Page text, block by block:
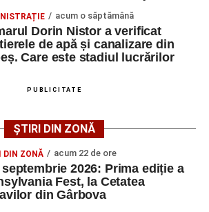
ne pe Google News
ce a fost lovită de o motocicletă pe
din Sebeș
strada Dorobanți din Sebeș: fermeie
rănită grav, după ce a fost lovită de o
acum o săptămână
Dorin Nistor a verificat
de apă și canalizare din
Care este stadiul lucrărilor
PUBLICITATE
ȘTIRI DIN ZONĂ
DIN ZONĂ acum 22 de ore
septembrie 2026: Prima ediție a
Fest, la Cetatea
din Gârbova